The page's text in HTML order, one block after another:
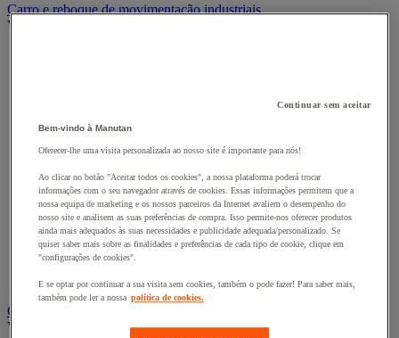
Carro e reboque de movimentação industriais
Ver todas as categorias
Carro de plataformas
Carro dobrável
Carro em fio de aço
Carro para caixas
Carro para carga comprida e volumosa
Carros com espaldar fixo e taipal
Carros de preparação de encomendas
Reboque industrial
Serviço e Manipulação
Contentor móvel gradeado
Ver todas as categorias
Continuar sem aceitar
Bem-vindo à Manutan
Oferecer-lhe uma visita personalizada ao nosso site é importante para nós!
Ao clicar no botão "Aceitar todos os cookies", a nossa plataforma poderá trocar
informações com o seu navegador através de cookies. Essas informações permitem que a
nossa equipa de marketing e os nossos parceiros da Internet avaliem o desempenho do
nosso site e analisem as suas preferências de compra. Isso permite-nos oferecer produtos
ainda mais adequados às suas necessidades e publicidade adequada/personalizado. Se
quiser saber mais sobre as finalidades e preferências de cada tipo de cookie, clique em
"configurações de cookies".
E se optar por continuar a sua visita sem cookies, também o pode fazer! Para saber mais,
também pode ler a nossa política de cookies.